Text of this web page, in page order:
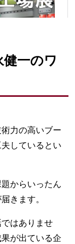
一のワ
力の高いブー
しているとい
からいったん
きます。
はありませ
が出ている企